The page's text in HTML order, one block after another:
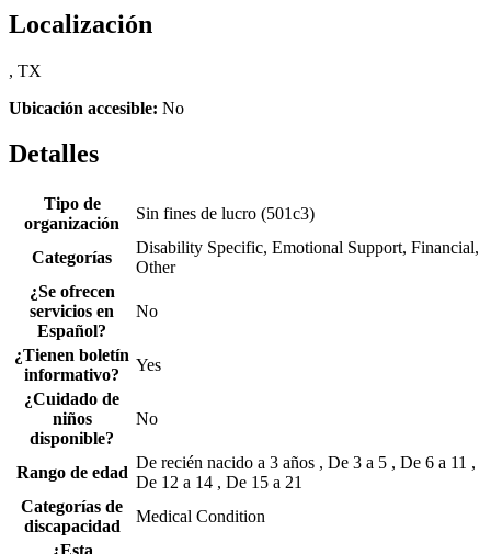
Localización
, TX
Ubicación accesible: No
Detalles
Tipo de
organización
Sin fines de lucro (501c3)
Categorías
Disability Specific, Emotional Support, Financial,
Other
¿Se ofrecen
servicios en
Español?
No
¿Tienen boletín
informativo?
Yes
¿Cuidado de
niños
disponible?
No
Rango de edad
De recién nacido a 3 años , De 3 a 5 , De 6 a 11 ,
De 12 a 14 , De 15 a 21
Categorías de
discapacidad
Medical Condition